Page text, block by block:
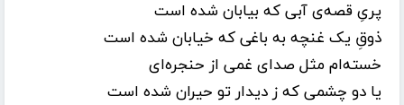
پریِ قصه‌ی آبی که بیابان شده است
ذوقِ یک غنچه به باغی که خیابان شده است
خسته‌ام مثل صدای غمی از حنجره‌ای
یا دو چشمی که ز دیدار تو حیران شده است